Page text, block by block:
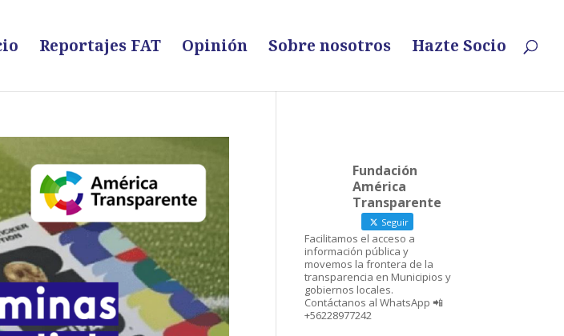
Reportajes FAT Opinión Sobre nosotros Hazte Socio
Fundación
América
Transparente
Seguir
Facilitamos el acceso a
información pública y
movemos la frontera de la
transparencia en Municipios y
gobiernos locales.
Contáctanos al WhatsApp 📲
+56228977242